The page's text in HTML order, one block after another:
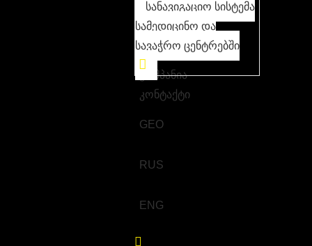
სანავიგაციო სისტემა
სამედიცინო და
სავაჭრო ცენტრებში
კომპანია
კონტაქტი
GEO
RUS
ENG